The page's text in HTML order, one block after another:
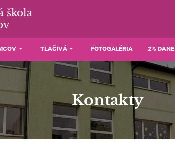
škola
TLAČIVÁ FOTOGALÉRIA 2% DANE
Kontakty